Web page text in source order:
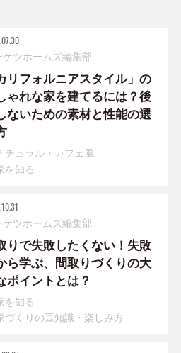
ケツホームズ編集部
リフォルニアスタイル」の
ゃれな家を建てるには？後
ないための素材と性能の選
チュラル・カフェ風
を知る
ケツホームズ編集部
りで失敗したくない！失敗
ら学ぶ、間取りづくりの大
ポイントとは？
を知る
づくりの豆知識・楽しみ方